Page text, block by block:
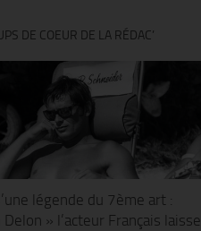
DE COEUR DE LA RÉDAC’
légende du 7ème art :
Delon » l’acteur Français laisse